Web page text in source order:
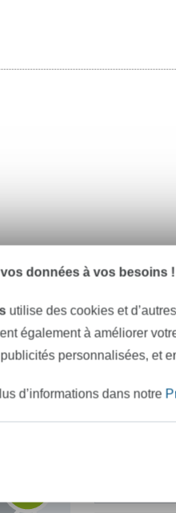
1.8 millions de mètres de
données à vos besoins !
utilise des cookies et
également à améliorer
personnalisées, et
d’informations dans notre